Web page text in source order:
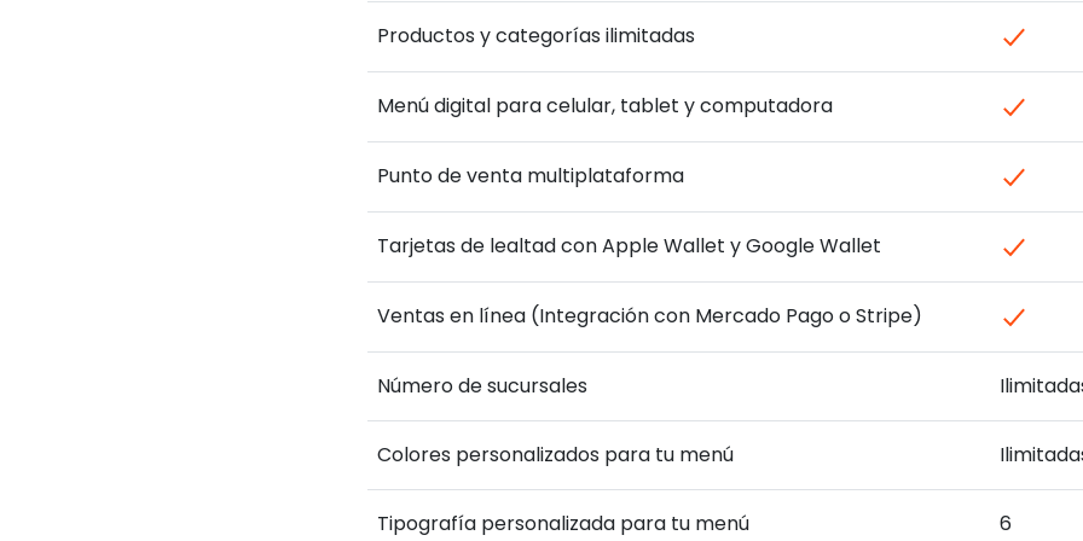
Productos y categorías ilimitadas
Menú digital para celular, tablet y computadora
Punto de venta multiplataforma
Tarjetas de lealtad con Apple Wallet y Google Wallet
Ventas en línea (Integración con Mercado Pago o Stripe)
Número de sucursales
Colores personalizados para tu menú
Tipografía personalizada para tu menú 6